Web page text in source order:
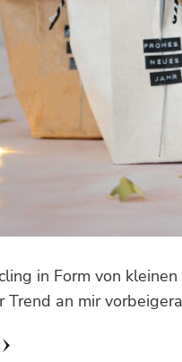
in Form von
Trend an mir